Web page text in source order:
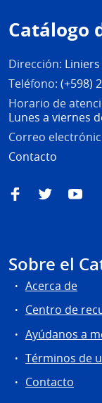
de
página
Catálogo
Dirección:
Teléfono: (+598)
Horario de
Lunes a viernes
Correo
Contacto
FacebookTwitter
Sobre el
Acerca de
Centro de
Ayúdanos a
Términos de
Contacto